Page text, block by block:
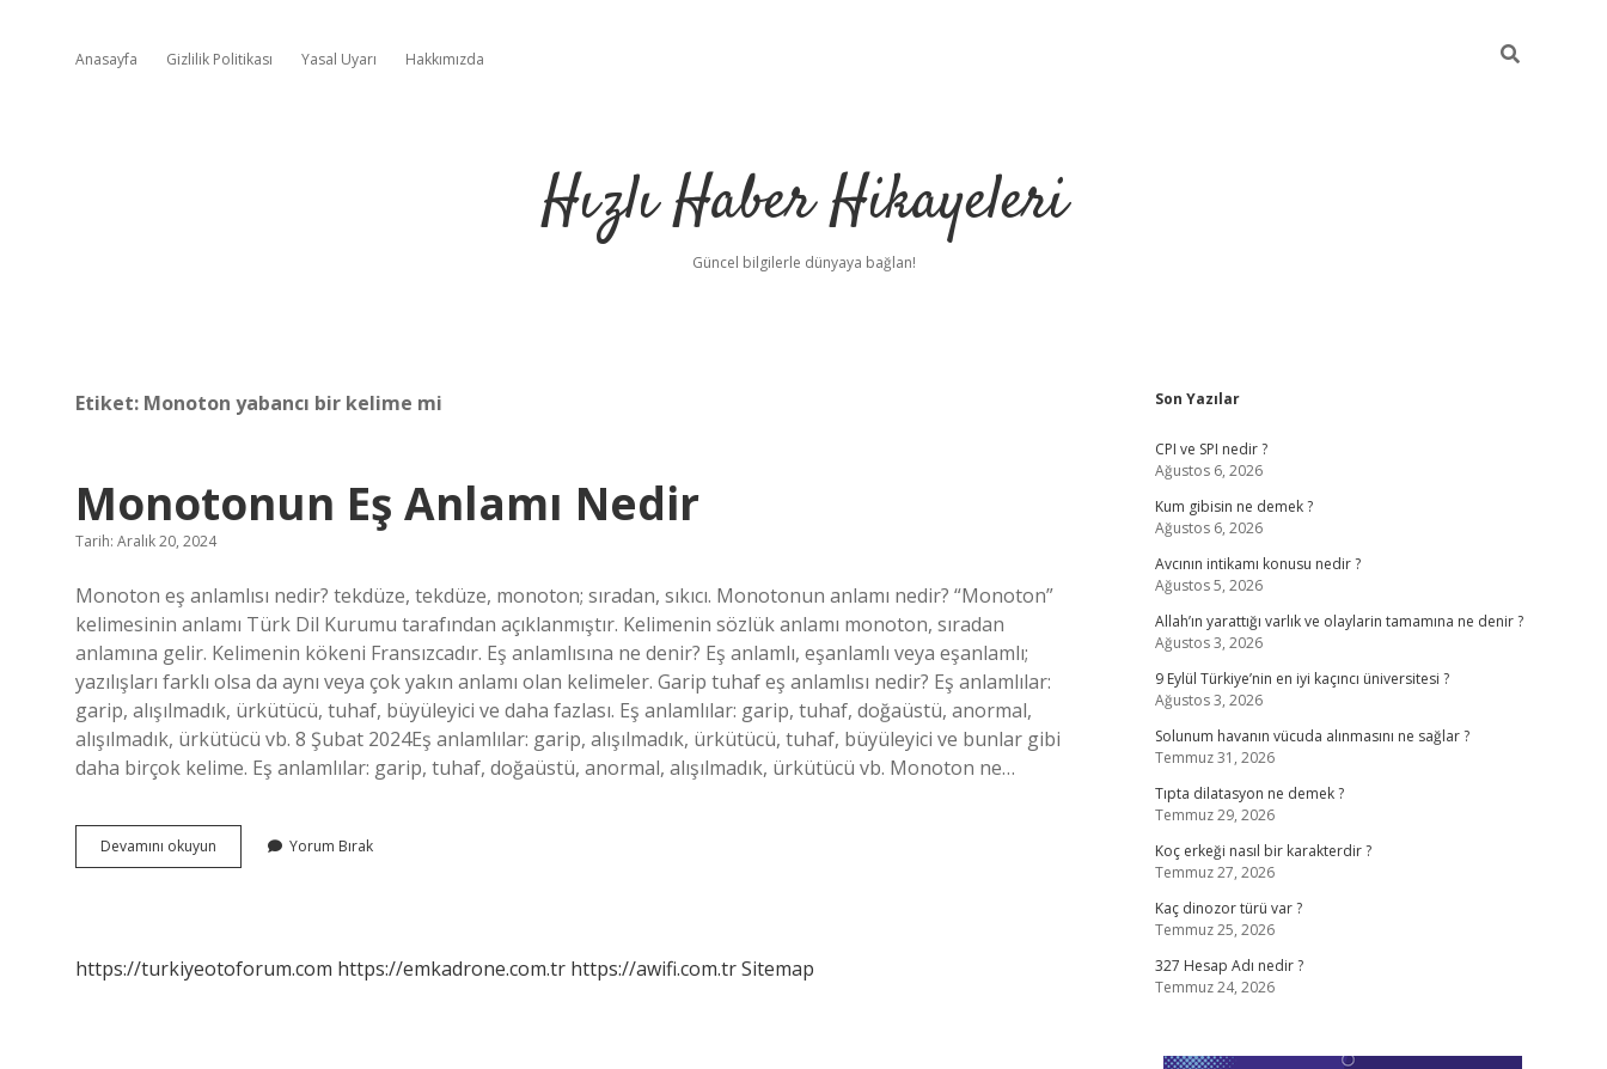
Anasayfa Gizlilik Politikası Yasal Uyarı Hakkımızda
Hızlı Haber Hikayeleri
Güncel bilgilerle dünyaya bağlan!
Etiket: Monoton yabancı bir kelime mi
Monotonun Eş Anlamı Nedir
Tarih: Aralık 20, 2024
Monoton eş anlamlısı nedir? tekdüze, tekdüze, monoton; sıradan, sıkıcı. Monotonun anlamı nedir? “Monoton”
kelimesinin anlamı Türk Dil Kurumu tarafından açıklanmıştır. Kelimenin sözlük anlamı monoton, sıradan
anlamına gelir. Kelimenin kökeni Fransızcadır. Eş anlamlısına ne denir? Eş anlamlı, eşanlamlı veya eşanlamlı;
yazılışları farklı olsa da aynı veya çok yakın anlamı olan kelimeler. Garip tuhaf eş anlamlısı nedir? Eş anlamlılar:
garip, alışılmadık, ürkütücü, tuhaf, büyüleyici ve daha fazlası. Eş anlamlılar: garip, tuhaf, doğaüstü, anormal,
alışılmadık, ürkütücü vb. 8 Şubat 2024Eş anlamlılar: garip, alışılmadık, ürkütücü, tuhaf, büyüleyici ve bunlar gibi
daha birçok kelime. Eş anlamlılar: garip, tuhaf, doğaüstü, anormal, alışılmadık, ürkütücü vb. Monoton ne…
Devamını okuyun Monotonun
Eş
Yorum Bırak
https://turkiyeotoforum.com https://emkadrone.com.tr https://awifi.com.trSitemap
Sidebar
Son Yazılar
CPI ve SPI nedir ?
Ağustos 6, 2026
Kum gibisin ne demek ?
Ağustos 6, 2026
Avcının intikamı konusu nedir ?
Ağustos 5, 2026
Allah’ın yarattığı varlık ve olaylarin tamamına ne denir ?
Ağustos 3, 2026
9 Eylül Türkiye’nin en iyi kaçıncı üniversitesi ?
Ağustos 3, 2026
Solunum havanın vücuda alınmasını ne sağlar ?
Temmuz 31, 2026
Tıpta dilatasyon ne demek ?
Temmuz 29, 2026
Koç erkeği nasıl bir karakterdir ?
Temmuz 27, 2026
Kaç dinozor türü var ?
Temmuz 25, 2026
327 Hesap Adı nedir ?
Temmuz 24, 2026